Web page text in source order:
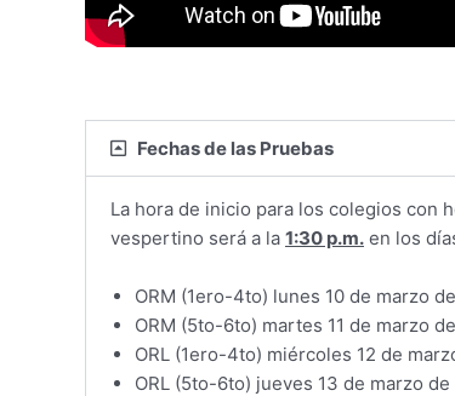
Fechas de las Pruebas
La hora de inicio para los colegios con
vespertino será a la 1:30 p.m.en los
ORM (1ero-4to) lunes 10 de marzo
ORM (5to-6to) martes 11 de marzo
ORL (1ero-4to) miércoles 12 de
ORL (5to-6to) jueves 13 de marzo de